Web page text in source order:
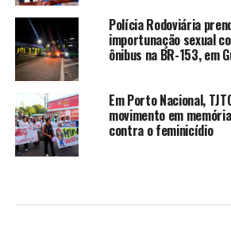
Polícia Rodoviária
importunação sexual
ônibus na BR-153, em
Em Porto Nacional,
movimento em
contra o feminicídio